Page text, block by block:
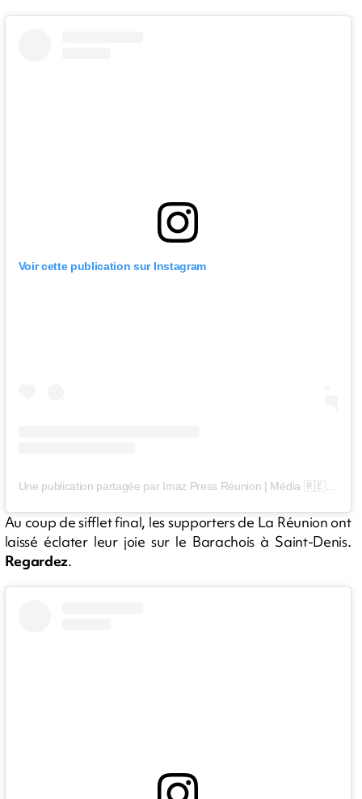
Voir cette publication sur Instagram
Une publication partagée par Imaz Press Réunion | Média 🇷🇪 (@imazpressreunion)
Au coup de sifflet final, les supporters de La Réunion ont
laissé éclater leur joie sur le Barachois à Saint-Denis.
Regardez.